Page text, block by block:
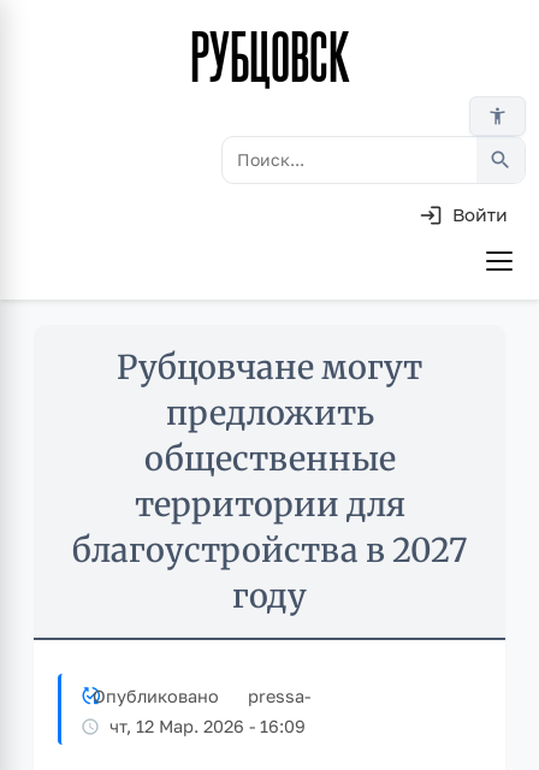
РУБЦОВСК
accessibility_new
search
Войти
Рубцовчане могут
предложить
общественные
территории для
благоустройства в 2027
году
Опубликовано pressa-
чт, 12 Мар. 2026 - 16:09